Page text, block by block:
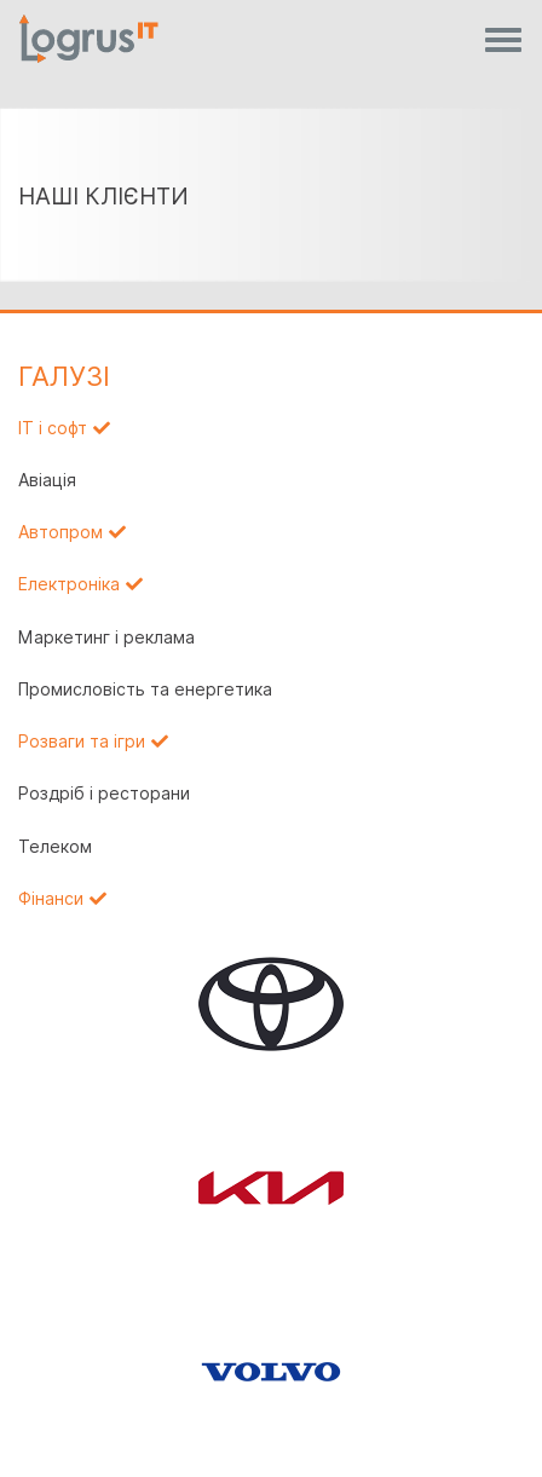
НАШІ КЛІЄНТИ
ГАЛУЗI
IT і софт
Авіація
Автопром
Електроніка
Маркетинг і реклама
Промисловість та енергетика
Розваги та ігри
Роздріб і ресторани
Телеком
Фінанси